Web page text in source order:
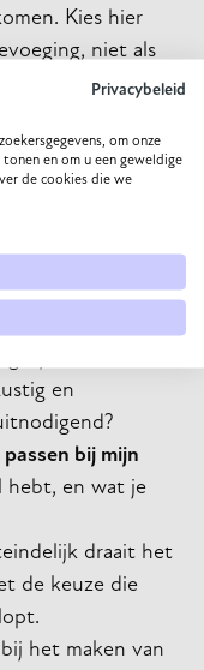
Kies hier
niet als
fauteuil
en
bij mijn
hebt, en wat je
draait het
de keuze die
het maken van
Privacybeleid
om onze
en om u een geweldige
de cookies die we